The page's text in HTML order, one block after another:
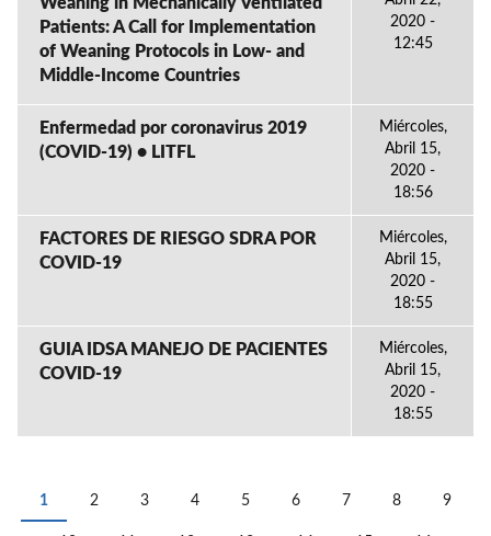
Patients: A Call for Implementation
of Weaning Protocols in Low- and
Middle-Income Countries
2020 -
12:45
Enfermedad por coronavirus 2019
(COVID-19) • LITFL
Miércoles,
Abril 15,
2020 -
18:56
FACTORES DE RIESGO SDRA POR
COVID-19
Miércoles,
Abril 15,
2020 -
18:55
GUIA IDSA MANEJO DE PACIENTES
COVID-19
Miércoles,
Abril 15,
2020 -
18:55
PÁGINAS
1 2 3 4 5 6 7 8 9